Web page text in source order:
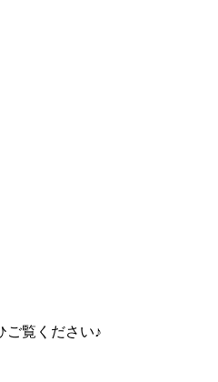
ご覧ください♪